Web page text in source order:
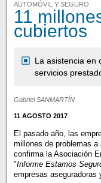
AUTOMÓVIL Y SEGURO
11
cubiertos
La asistencia en
servicios
Gabriel SANMARTÍN
11 AGOSTO 2017
El pasado año, las
millones de problemas
confirma la Asociación
"Informe Estamos
empresas aseguradoras